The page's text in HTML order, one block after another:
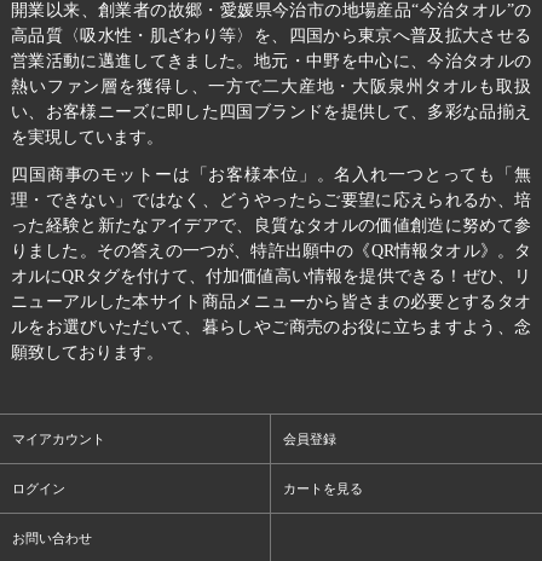
開業以来、創業者の故郷・愛媛県今治市の地場産品“今治タオル”の
高品質〈吸水性・肌ざわり等〉を、四国から東京へ普及拡大させる
営業活動に邁進してきました。地元・中野を中心に、今治タオルの
熱いファン層を獲得し、一方で二大産地・大阪泉州タオルも取扱
い、お客様ニーズに即した四国ブランドを提供して、多彩な品揃え
を実現しています。
四国商事のモットーは「お客様本位」。名入れ一つとっても「無
理・できない」ではなく、どうやったらご要望に応えられるか、培
った経験と新たなアイデアで、良質なタオルの価値創造に努めて参
りました。その答えの一つが、特許出願中の《QR情報タオル》。タ
オルにQRタグを付けて、付加価値高い情報を提供できる！ぜひ、リ
ニューアルした本サイト商品メニューから皆さまの必要とするタオ
ルをお選びいただいて、暮らしやご商売のお役に立ちますよう、念
願致しております。
マイアカウント 会員登録
ログイン カートを見る
お問い合わせ